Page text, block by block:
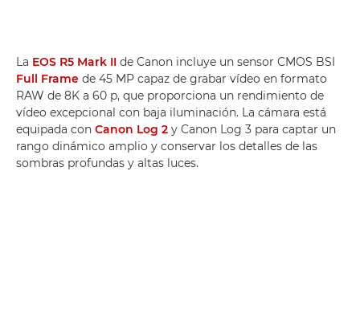
La EOS R5 Mark II de Canon incluye un sensor CMOS BSI
Full Frame de 45 MP capaz de grabar vídeo en formato
RAW de 8K a 60 p, que proporciona un rendimiento de
vídeo excepcional con baja iluminación. La cámara está
equipada con Canon Log 2 y Canon Log 3 para captar un
rango dinámico amplio y conservar los detalles de las
sombras profundas y altas luces.